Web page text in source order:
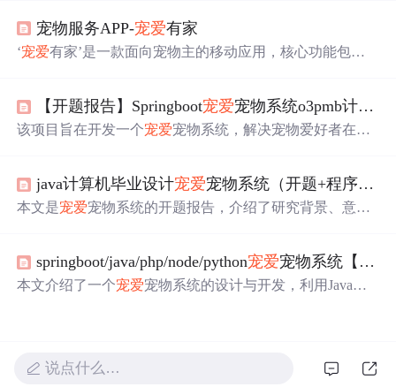
t、MySQL、Vue.js等技术实现前后端分离的研究方案，还
提及了预期成果和开发流程。
宠物服务APP-宠爱有家
‘宠爱有家’是一款面向宠物主的移动应用，核心功能包括
搜索与匹配算法提升领养效率；寄养模块对接认证寄养
方，保障服务安全可控。系统采用模块化架构，涵盖首
操作便捷化。
【开题报告】Springboot宠爱宠物系统o3pmb计算机毕业设计
该项目旨在开发一个宠爱宠物系统，解决宠物爱好者在选
数据库参考。预计在2023年完成从需求分析到上线部署的
全部过程。,
java计算机毕业设计宠爱宠物系统（开题+程序+论文）
本文是宠爱宠物系统的开题报告，介绍了研究背景、意
等，说明了开发技术，如前端的HTML、Vue.js，后端的Ja
va、Spring等，以及开发流程。
springboot/java/php/node/python宠爱宠物系统【计算机毕设】
本文介绍了一个宠爱宠物系统的设计与开发，利用Java、S
说点什么…